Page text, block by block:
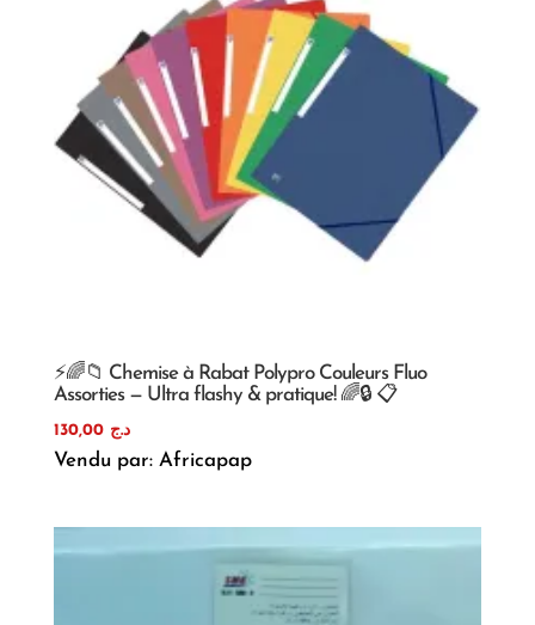
⚡🌈📁 Chemise à Rabat Polypro Couleurs Fluo
Assorties — Ultra flashy & pratique! 🌈🔒 📋
د.ج 130,00
Vendu par: Africapap